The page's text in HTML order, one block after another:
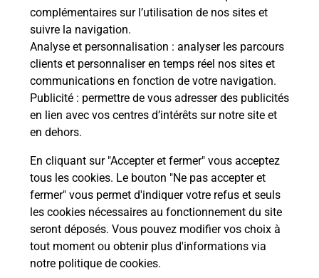
complémentaires sur l’utilisation de nos sites et
suivre la navigation.
Analyse et personnalisation : analyser les parcours
clients et personnaliser en temps réel nos sites et
communications en fonction de votre navigation.
Publicité : permettre de vous adresser des publicités
en lien avec vos centres d’intérêts sur notre site et
en dehors.
En cliquant sur "Accepter et fermer" vous acceptez
tous les cookies. Le bouton "Ne pas accepter et
fermer" vous permet d'indiquer votre refus et seuls
les cookies nécessaires au fonctionnement du site
seront déposés. Vous pouvez modifier vos choix à
tout moment ou obtenir plus d'informations via
notre politique de cookies.
Comment La Poste participe-t-elle
à votre sécurité au quotidien ?
Puis-je passer mon code de la route
avec La Poste et sous quelles
conditions ?
Localiser Liste Saône-et-Loire ST BONNET EN BRESSE